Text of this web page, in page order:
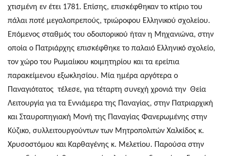
χτισμένη εν έτει 1781. Επίσης, επισκέφθηκαν το κτίριο του
πάλαι ποτέ μεγαλοπρεπούς, τριώροφου Ελληνικού σχολείου.
Επόμενος σταθμός του οδοιπορικού ήταν η Μηχανιώνα, στην
οποία ο Πατριάρχης επισκέφθηκε το παλαιό Ελληνικό σχολείο,
τον χώρο του Ρωμαίικου κοιμητηρίου και τα ερείπια
παρακείμενου εξωκλησίου. Μία ημέρα αργότερα ο
Παναγιότατος τέλεσε, για τέταρτη συνεχή χρονιά την Θεία
Λειτουργία για τα Εννιάμερα της Παναγίας, στην Πατριαρχική
και Σταυροπηγιακή Μονή της Παναγίας Φανερωμένης στην
Κύζικο, συλλειτουργούντων των Μητροπολιτών Χαλκίδος κ.
Χρυσοστόμου και Καρθαγένης κ. Μελετίου. Παρούσα στην